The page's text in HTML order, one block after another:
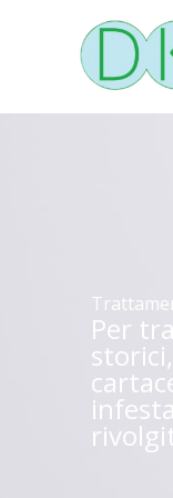
contenuto
Per